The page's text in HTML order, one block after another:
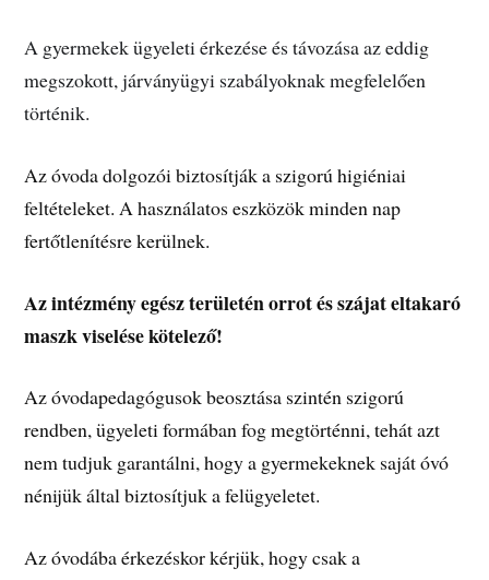
A gyermekek ügyeleti érkezése és távozása az eddig
megszokott, járványügyi szabályoknak megfelelően
történik.
Az óvoda dolgozói biztosítják a szigorú higiéniai
feltételeket. A használatos eszközök minden nap
fertőtlenítésre kerülnek.
Az intézmény egész területén orrot és szájat eltakaró
maszk viselése kötelező!
Az óvodapedagógusok beosztása szintén szigorú
rendben, ügyeleti formában fog megtörténni, tehát azt
nem tudjuk garantálni, hogy a gyermekeknek saját óvó
nénijük által biztosítjuk a felügyeletet.
Az óvodába érkezéskor kérjük, hogy csak a